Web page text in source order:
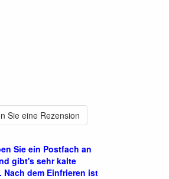
Sie eine Rezension
Sie ein Postfach an
gibt's sehr kalte
Nach dem Einfrieren ist